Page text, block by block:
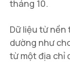
tháng 10.
Dữ liệu từ
dường như
từ một địa chỉ